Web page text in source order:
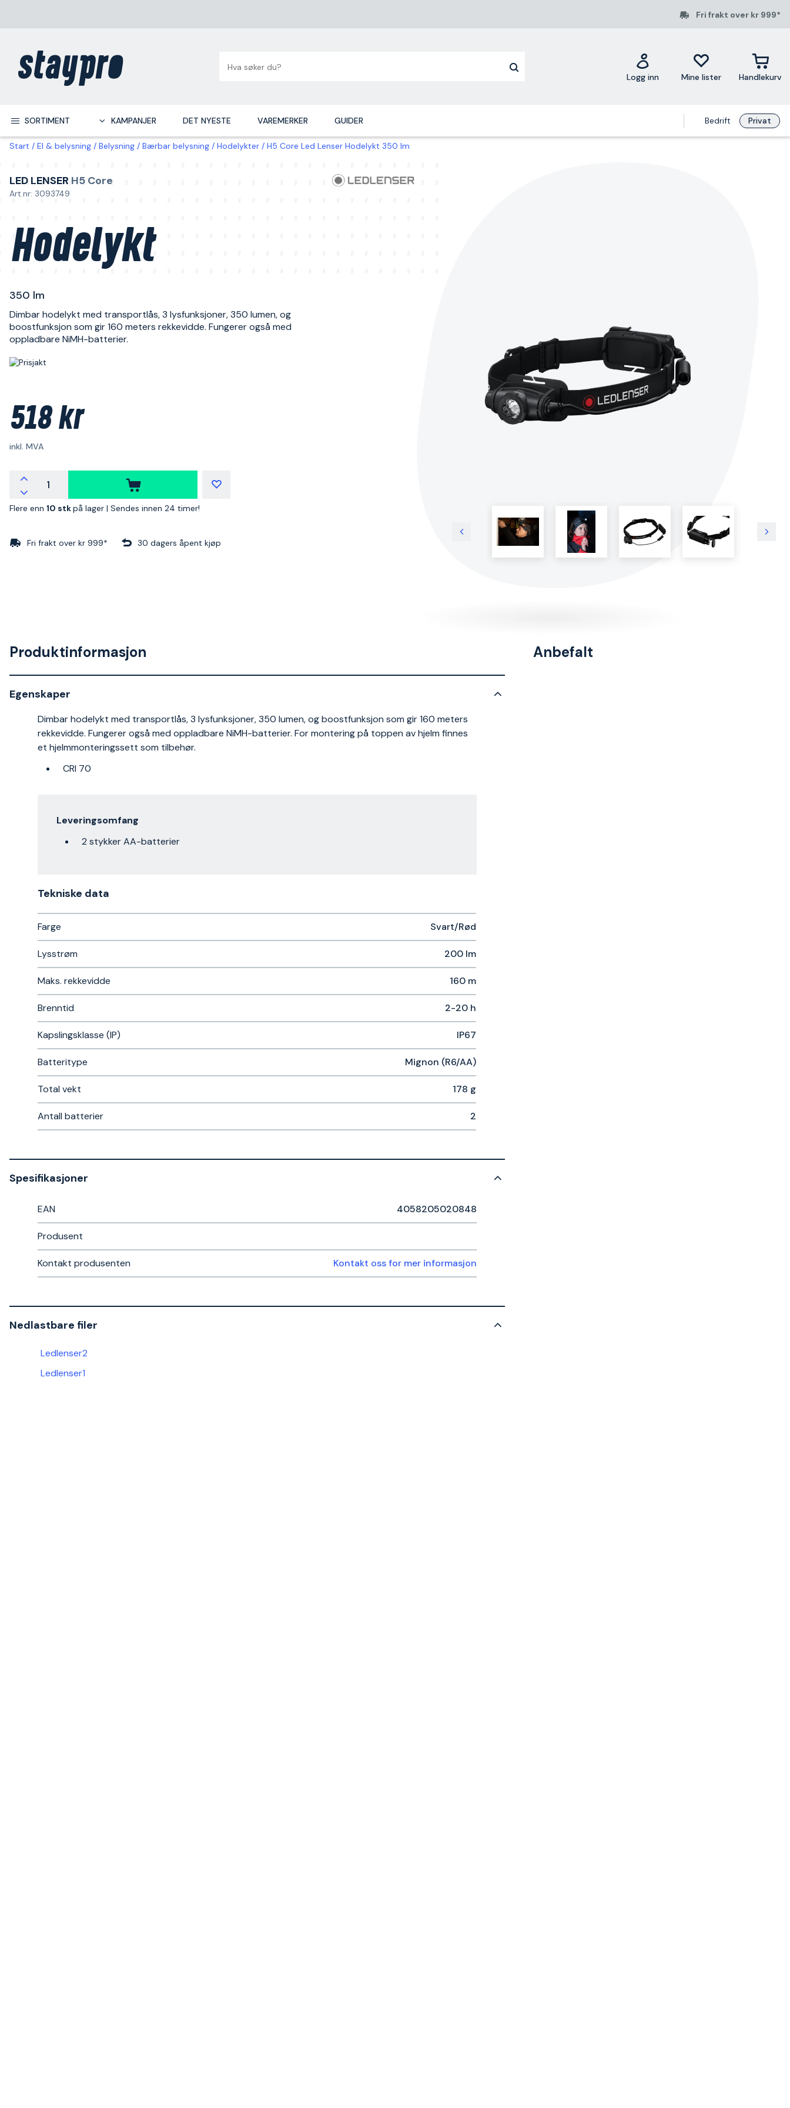
Fri frakt over kr 999*
Logg inn Mine lister Handlekurv
SORTIMENT KAMPANJER DET NYESTE VAREMERKER GUIDER Bedrift Privat
Start El & belysning Belysning Bærbar belysning Hodelykter H5 Core Led Lenser Hodelykt 350 lm
LED LENSER H5 Core
Art.nr: 3093749
Hodelykt
350 lm
Dimbar hodelykt med transportlås, 3 lysfunksjoner, 350 lumen, og
boostfunksjon som gir 160 meters rekkevidde. Fungerer også med
oppladbare NiMH-batterier.
518 kr
inkl. MVA
Flere enn 10 stkpå lager | Sendes innen 24 timer!
Fri frakt over kr 999* 30 dagers åpent kjøp
Produktinformasjon
Egenskaper
Dimbar hodelykt med transportlås, 3 lysfunksjoner, 350 lumen, og boostfunksjon som gir 160 meters
rekkevidde. Fungerer også med oppladbare NiMH-batterier. For montering på toppen av hjelm finnes
et hjelmmonteringssett som tilbehør.
CRI 70
Leveringsomfang
2 stykker AA-batterier
Tekniske data​
Farge Svart/Rød
Lysstrøm 200 lm
Maks. rekkevidde 160 m
Brenntid 2-20 h
Kapslingsklasse (IP) IP67
Batteritype Mignon (R6/AA)
Total vekt 178 g
Antall batterier 2
Spesifikasjoner
EAN 4058205020848
Produsent
Kontakt produsenten Kontakt oss for mer informasjon
Nedlastbare filer
Ledlenser2
Ledlenser1
Anbefalt